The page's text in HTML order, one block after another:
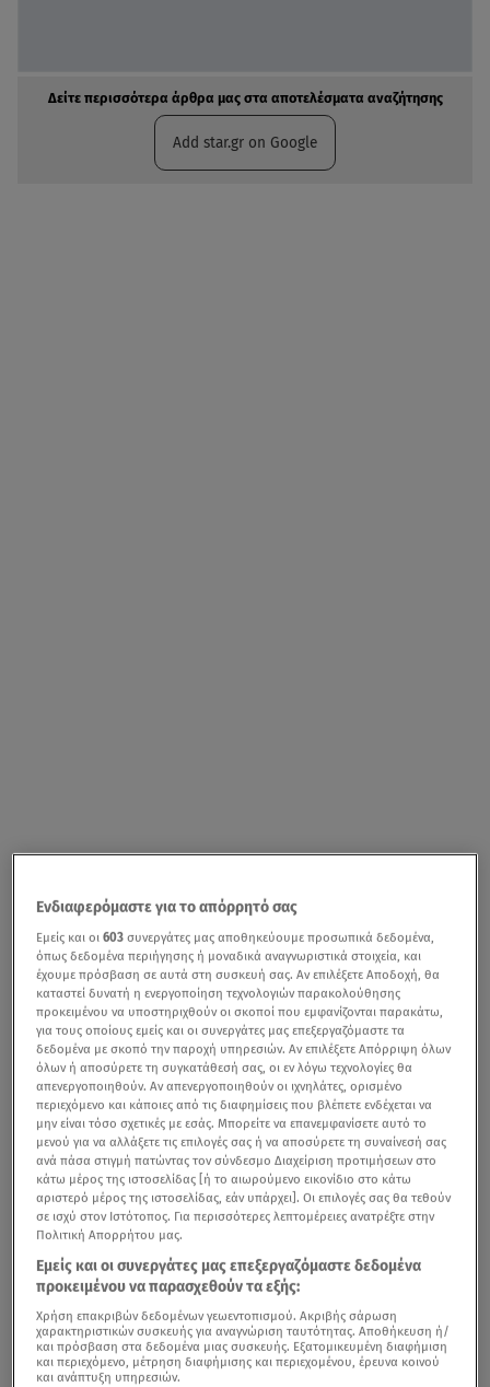
Δείτε περισσότερα άρθρα μας στα αποτελέσματα αναζήτησης
Add star.gr on Google
Ενδιαφερόμαστε για το απόρρητό σας
Εμείς και οι603 συνεργάτες μας αποθηκεύουμε προσωπικά δεδομένα,
όπως δεδομένα περιήγησης ή μοναδικά αναγνωριστικά στοιχεία, και
έχουμε πρόσβαση σε αυτά στη συσκευή σας. Αν επιλέξετε Αποδοχή, θα
καταστεί δυνατή η ενεργοποίηση τεχνολογιών παρακολούθησης
προκειμένου να υποστηριχθούν οι σκοποί που εμφανίζονται παρακάτω,
για τους οποίους εμείς και οι συνεργάτες μας επεξεργαζόμαστε τα
δεδομένα με σκοπό την παροχή υπηρεσιών. Αν επιλέξετε Απόρριψη όλων
όλων ή αποσύρετε τη συγκατάθεσή σας, οι εν λόγω τεχνολογίες θα
απενεργοποιηθούν. Αν απενεργοποιηθούν οι ιχνηλάτες, ορισμένο
περιεχόμενο και κάποιες από τις διαφημίσεις που βλέπετε ενδέχεται να
μην είναι τόσο σχετικές με εσάς. Μπορείτε να επανεμφανίσετε αυτό το
μενού για να αλλάξετε τις επιλογές σας ή να αποσύρετε τη συναίνεσή σας
ανά πάσα στιγμή πατώντας τον σύνδεσμο Διαχείριση προτιμήσεων στο
κάτω μέρος της ιστοσελίδας [ή το αιωρούμενο εικονίδιο στο κάτω
αριστερό μέρος της ιστοσελίδας, εάν υπάρχει]. Οι επιλογές σας θα τεθούν
σε ισχύ στον Ιστότοπος. Για περισσότερες λεπτομέρειες ανατρέξτε στην
Πολιτική Απορρήτου μας.
Εμείς και οι συνεργάτες μας επεξεργαζόμαστε δεδομένα
προκειμένου να παρασχεθούν τα εξής:
Χρήση επακριβών δεδομένων γεωεντοπισμού. Ακριβής σάρωση
χαρακτηριστικών συσκευής για αναγνώριση ταυτότητας. Αποθήκευση ή/
και πρόσβαση στα δεδομένα μιας συσκευής. Εξατομικευμένη διαφήμιση
και περιεχόμενο, μέτρηση διαφήμισης και περιεχομένου, έρευνα κοινού
και ανάπτυξη υπηρεσιών.